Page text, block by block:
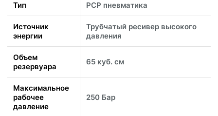
Тип PCP пневматика
Источник
энергии
Трубчатый ресивер высокого
давления
Объем
резервуара
65 куб. см
Максимальное
рабочее
давление
250 Бар